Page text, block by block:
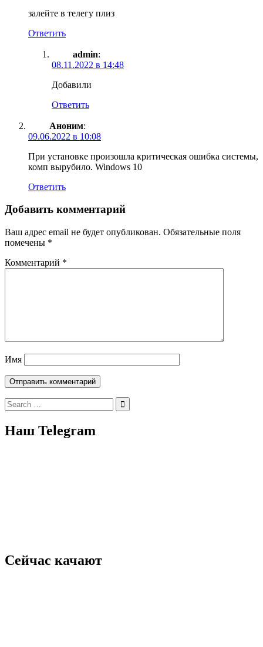
залейте в телегу плиз
Ответить
admin:
08.11.2022 в 14:48
Добавили
Ответить
Аноним:
09.06.2022 в 10:08
При установке произошла критическая ошибка системы,
комп вырубило. Windows 10
Ответить
Добавить комментарий
Ваш адрес email не будет опубликован. Обязательные поля
помечены *
Комментарий *
Имя
Search
for:
Наш Telegram
Сейчас качают